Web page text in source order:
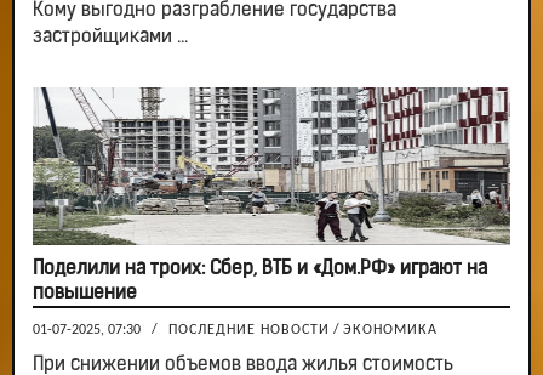
Кому выгодно разграбление государства
застройщиками ...
Поделили на троих: Сбер, ВТБ и «Дом.РФ» играют на
повышение
01-07-2025, 07:30 / ПОСЛЕДНИЕ НОВОСТИ / ЭКОНОМИКА
При снижении объемов ввода жилья стоимость